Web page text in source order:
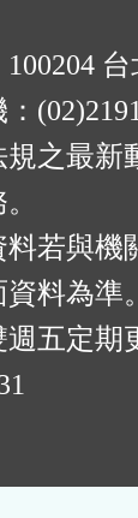
之最新
若與機
料為準。
週五定期